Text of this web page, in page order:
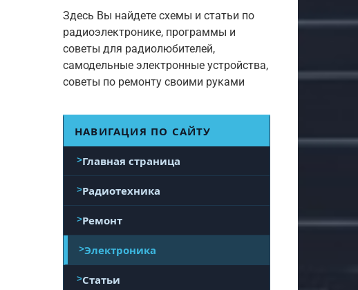
Здесь Вы найдете схемы и статьи по
радиоэлектронике, программы и
советы для радиолюбителей,
самодельные электронные устройства,
советы по ремонту своими руками
НАВИГАЦИЯ ПО САЙТУ
Главная страница
Радиотехника
Ремонт
Электроника
Статьи